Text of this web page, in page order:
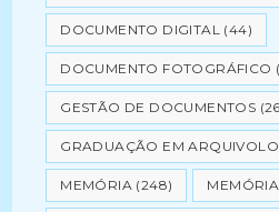
DOCUMENTO DIGITAL (44)
DOCUMENTO FOTOGRÁFICO
GESTÃO DE DOCUMENTOS
GRADUAÇÃO EM
MEMÓRIA (248)